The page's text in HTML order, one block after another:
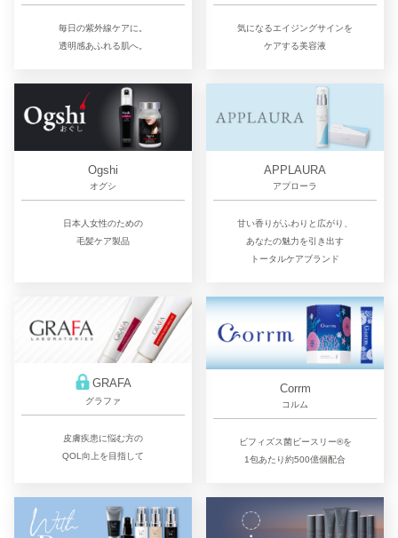
毎日の紫外線ケアに。
透明感あふれる肌へ。
気になるエイジングサインを
ケアする美容液
Ogshi
オグシ
日本人女性のための
毛髪ケア製品
APPLAURA
アプローラ
甘い香りがふわりと広がり、
あなたの魅力を引き出す
トータルケアブランド
GRAFA
グラファ
皮膚疾患に悩む方の
QOL向上を目指して
Corrm
コルム
ビフィズス菌ビースリー®を
1包あたり約500億個配合